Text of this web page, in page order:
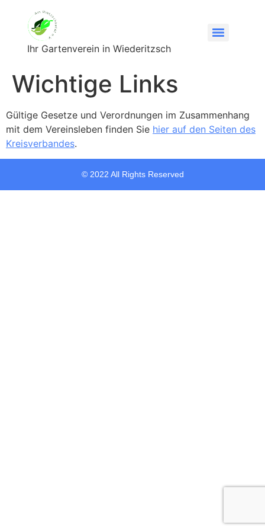
Ihr Gartenverein in Wiederitzsch
Wichtige Links
Gültige Gesetze und Verordnungen im Zusammenhang
mit dem Vereinsleben finden Sie hier auf den Seiten des
Kreisverbandes.
© 2022 All Rights Reserved